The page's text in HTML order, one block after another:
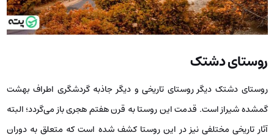
روستای دشتک
روستای دشتک دیگر روستای تاریخی و دیگر جاذبه گردشگری اطراف بهشت
گمشده شیراز است. قدمت این روستا به قرن هفتم هجری باز می‌گردد؛ البته
آثار تاریخی مختلفی نیز در این روستا کشف شده است که متعلق به دوران